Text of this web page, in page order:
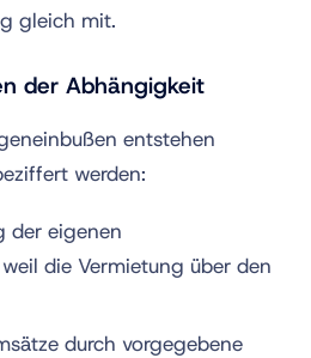
gleich mit.
der Abhängigkeit
entstehen
werden:
der eigenen
die Vermietung über den
durch vorgegebene